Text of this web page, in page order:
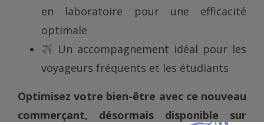
en laboratoire pour une efficacité
optimale
Un accompagnement idéal pour les
voyageurs fréquents et les étudiants
Optimisez votre bien-être avec ce nouveau
commerçant, désormais disponible sur